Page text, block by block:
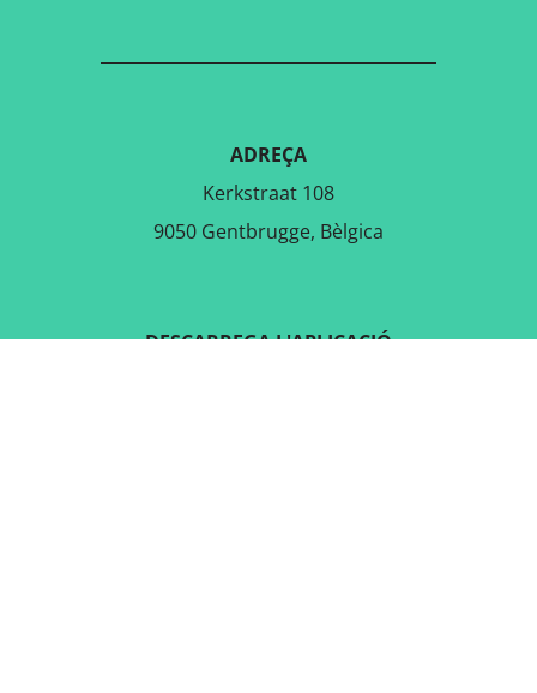
ADREÇA
Kerkstraat 108
9050 Gentbrugge, Bèlgica
DESCARREGA L'APLICACIÓ